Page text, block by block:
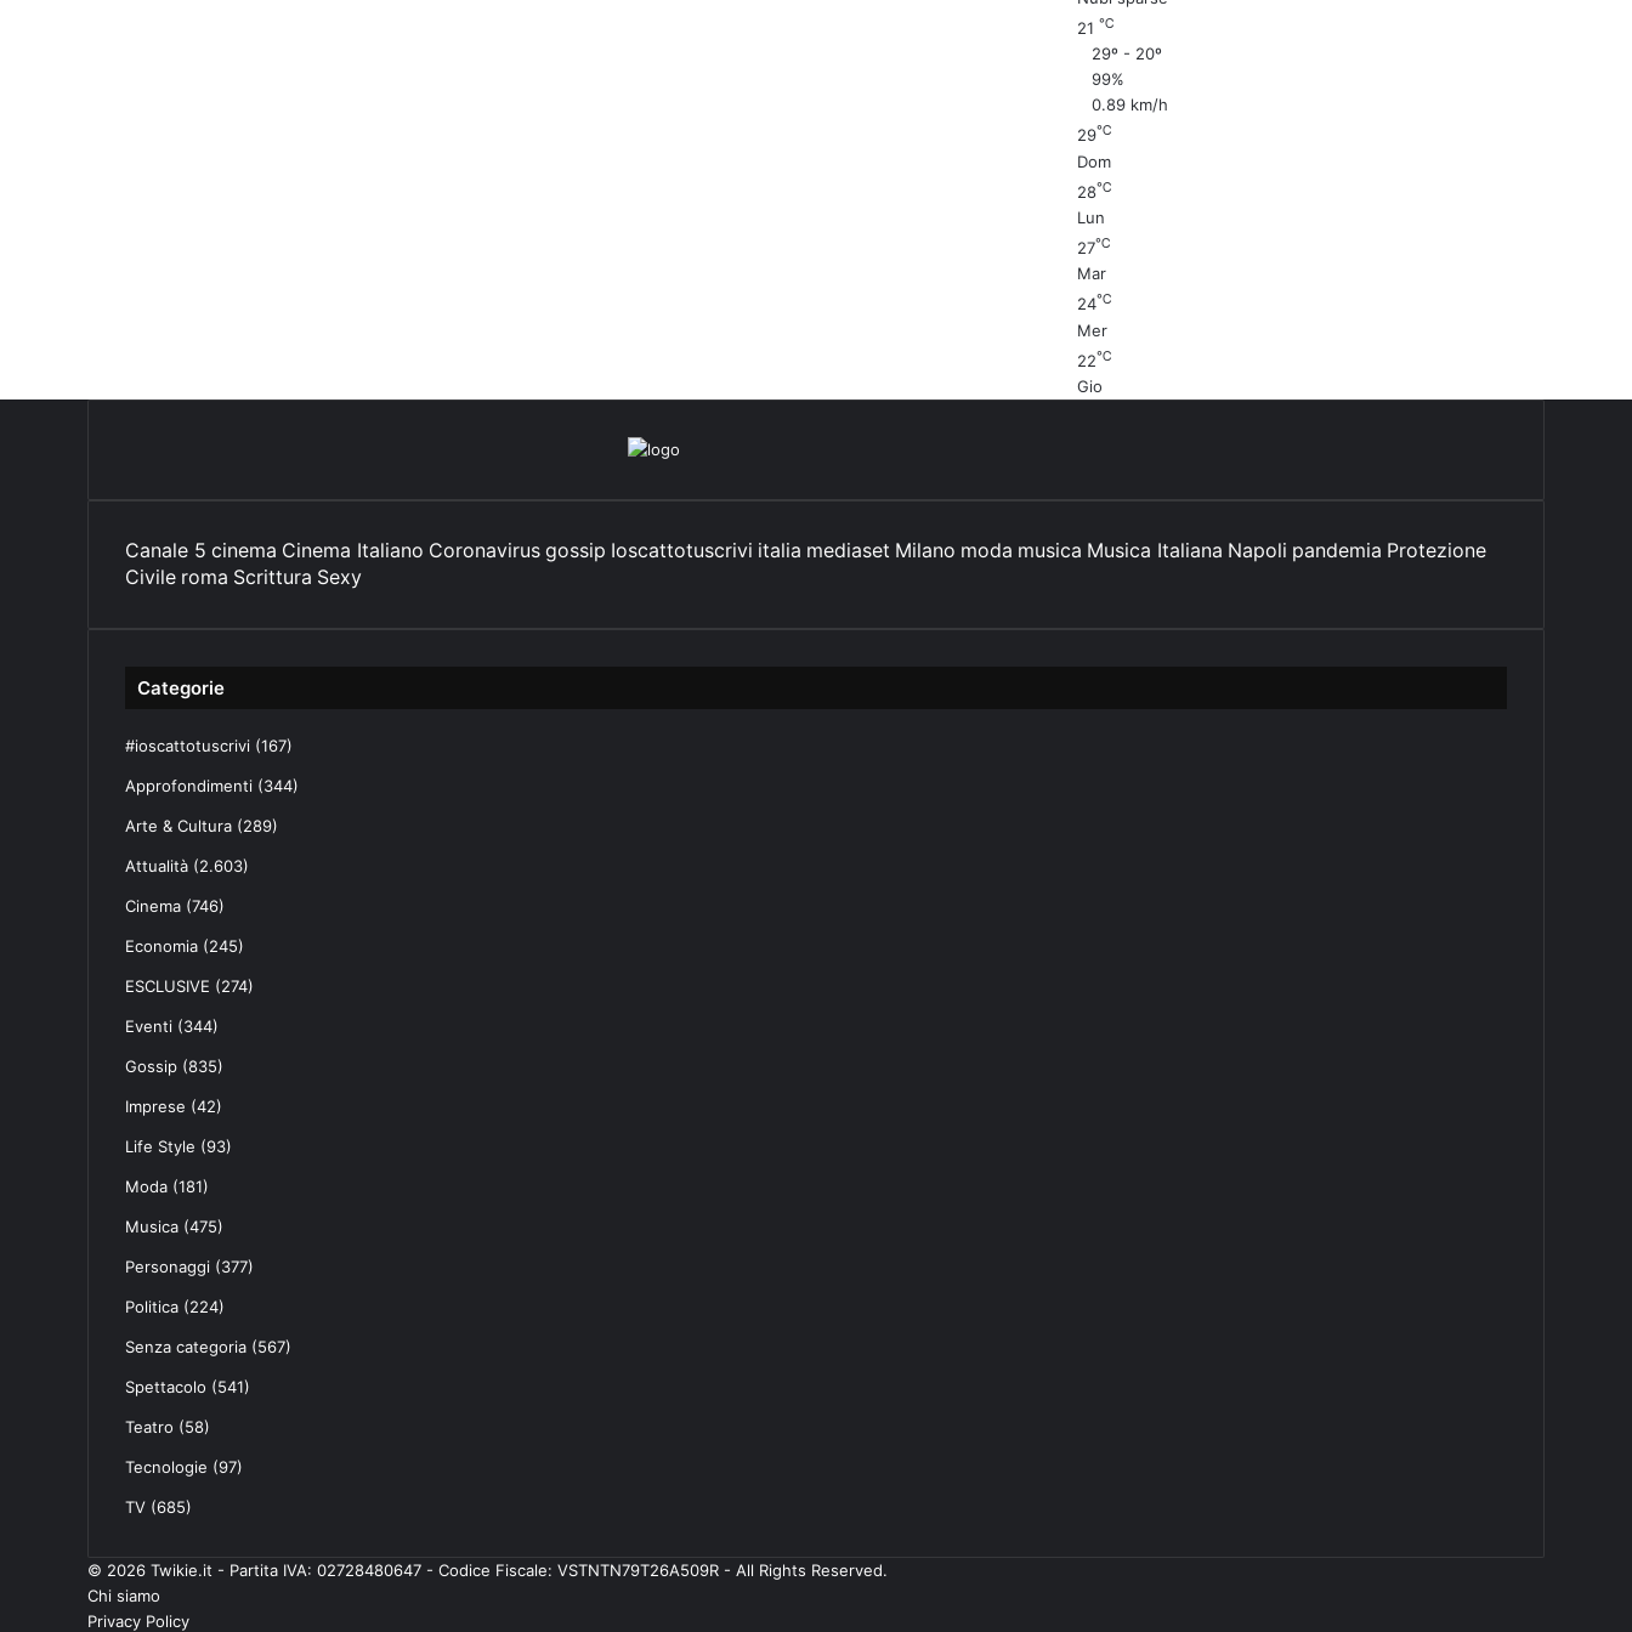
21℃
29º - 20º
99%
0.89 km/h
29℃
Dom
28℃
Lun
27℃
Mar
24℃
Mer
22℃
Gio
Canale 5 cinema Cinema Italiano Coronavirus gossip Ioscattotuscrivi italia mediaset Milano moda musica Musica Italiana Napoli pandemia Protezione
Civile roma Scrittura Sexy
Categorie
#ioscattotuscrivi (167)
Approfondimenti (344)
Arte & Cultura (289)
Attualità (2.603)
Cinema (746)
Economia (245)
ESCLUSIVE (274)
Eventi (344)
Gossip (835)
Imprese (42)
Life Style (93)
Moda (181)
Musica (475)
Personaggi (377)
Politica (224)
Senza categoria (567)
Spettacolo (541)
Teatro (58)
Tecnologie (97)
TV (685)
© 2026 Twikie.it - Partita IVA: 02728480647 - Codice Fiscale: VSTNTN79T26A509R - All Rights Reserved.
Chi siamo
Privacy Policy